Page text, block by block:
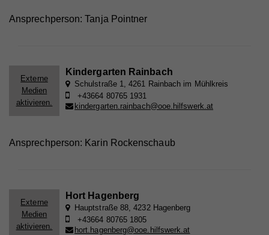
Ansprechperson: Tanja Pointner
Externe
Medien
aktivieren.
Kindergarten Rainbach
Schulstraße 1, 4261 Rainbach im Mühlkreis
+43664 80765 1931
kindergarten.rainbach@ooe.hilfswerk.at
Ansprechperson: Karin Rockenschaub
Externe
Medien
aktivieren.
Hort Hagenberg
Hauptstraße 88, 4232 Hagenberg
+43664 80765 1805
hort.hagenberg@ooe.hilfswerk.at